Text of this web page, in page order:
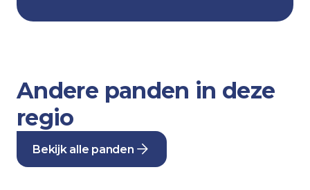
Andere panden in deze
regio
Bekijk alle panden